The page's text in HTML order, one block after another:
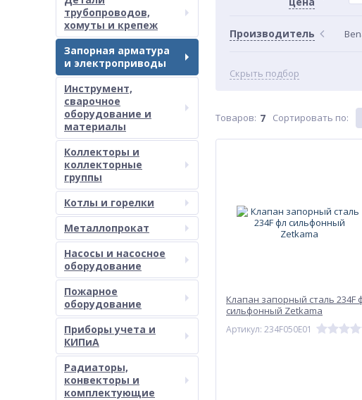
трубопроводов,
хомуты и крепеж
Запорная арматура
и электроприводы
Инструмент,
сварочное
оборудование и
материалы
Коллекторы и
коллекторные
группы
Котлы и горелки
Металлопрокат
Насосы и насосное
оборудование
Пожарное
оборудование
Приборы учета и
КИПиА
Радиаторы,
конвекторы и
комплектующие
Производитель
Скрыть подбор
Товаров: 7 Сортировать по:
Клапан запорный сталь 234F
сильфонный Zetkama
Артикул: 234F050E01